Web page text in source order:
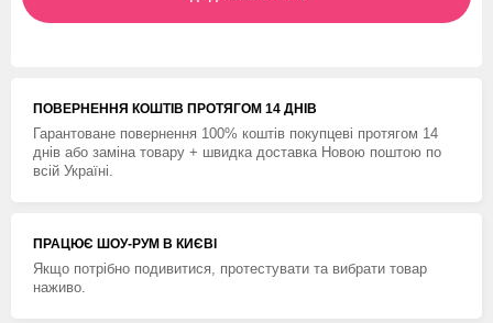
ПОВЕРНЕННЯ КОШТIВ ПРОТЯГОМ 14 ДНIВ
Гарантоване повернення 100% коштів покупцеві протягом 14
днів або заміна товару + швидка доставка Новою поштою по
всій Україні.
ПРАЦЮЄ ШОУ-РУМ В КИЄВІ
Якщо потрібно подивитися, протестувати та вибрати товар
наживо.